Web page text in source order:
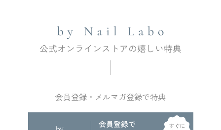
会員登録・メルマガ登録で特典